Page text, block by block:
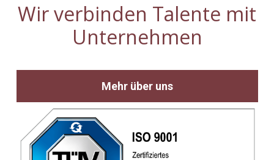
Wir verbinden Talente mit
Unternehmen
Mehr über uns